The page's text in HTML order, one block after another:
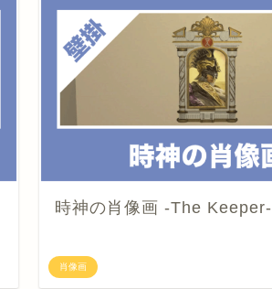
肖像画
時神の肖像画 -The Keeper-